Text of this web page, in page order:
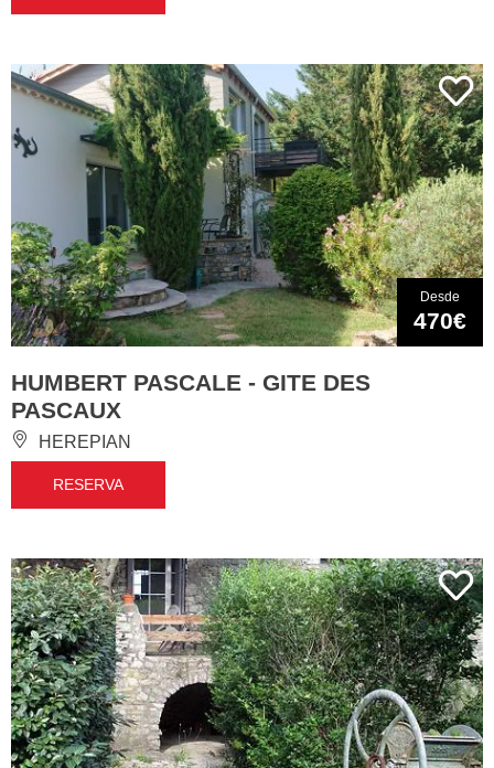
Desde
470€
HUMBERT PASCALE - GITE DES
PASCAUX
HEREPIAN
RESERVA